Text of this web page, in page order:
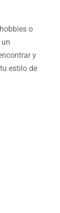
o
y
estilo de